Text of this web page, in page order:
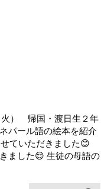
火） 帰国・渡日生２年
パール語の絵本を紹介
ていただきました😊
した😌 生徒の母語の